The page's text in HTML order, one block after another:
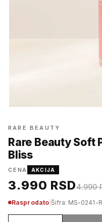
RARE BEAUTY
Rare Beauty Soft
Bliss
CENA AKCIJA
3.990 RSD4.990
Rasprodato Šifra: MS-0241-